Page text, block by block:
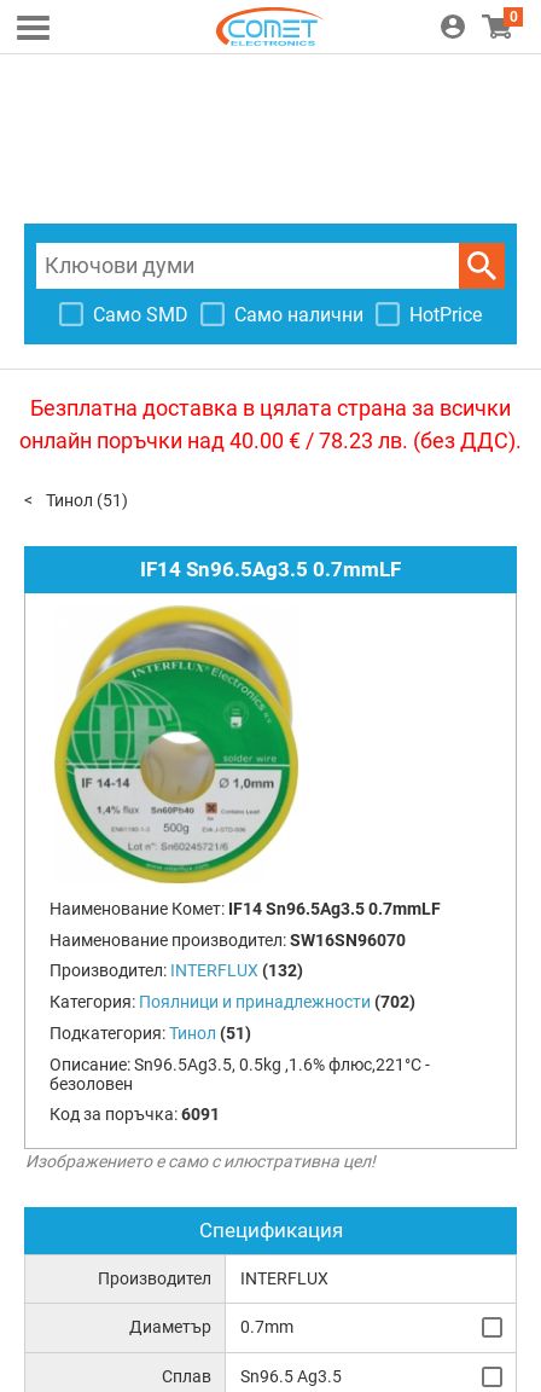
0
Само SMD Само налични HotPrice
Безплатна доставка в цялата страна за всички
онлайн поръчки над 40.00 € / 78.23 лв. (без ДДС).
Тинол (51)
IF14 Sn96.5Ag3.5 0.7mmLF
Наименование Комет: IF14 Sn96.5Ag3.5 0.7mmLF
Наименование производител:SW16SN96070
Производител: INTERFLUX (132)
Категория: Поялници и принадлежности (702)
Подкатегория:Тинол (51)
Описание:Sn96.5Ag3.5, 0.5kg ,1.6% флюс,221°С -
безоловен
Код за поръчка:6091
Изображението е само с илюстративна цел!
Спецификация
Производител INTERFLUX
Диаметър 0.7mm
Сплав Sn96.5 Ag3.5